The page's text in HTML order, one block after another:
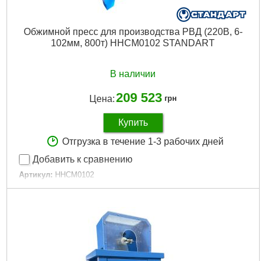
Обжимной пресс для производства РВД (220В, 6-
102мм, 800т) HHCM0102 STANDART
В наличии
Цена:209 523 грн
Купить
Отгрузка в течение 1-3 рабочих дней
Добавить к сравнению
Артикул: HHCM0102
Код товара: 31.01.89
Гидравлический
Максимальный диаметр шланга:
4 "
24 мес